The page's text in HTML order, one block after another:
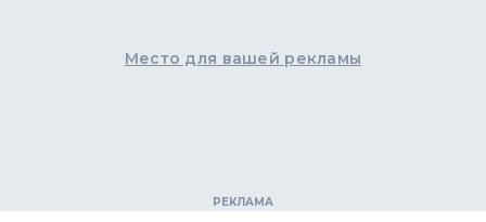
Место для вашей рекламы